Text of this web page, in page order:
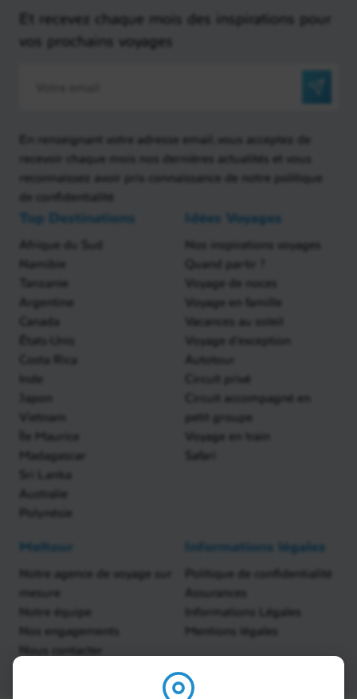
Et recevez chaque mois des inspirations pour
vos prochains voyages
En renseignant votre adresse email, vous acceptez de
recevoir chaque mois nos dernières actualités et vous
reconnaissez avoir pris connaissance de notre politique
de confidentialité
Top Destinations
Afrique du Sud
Namibie
Tanzanie
Argentine
Canada
États-Unis
Costa Rica
Inde
Japon
Vietnam
Île Maurice
Madagascar
Sri Lanka
Australie
Polynésie
Idées Voyages
Nos inspirations voyages
Quand partir ?
Voyage de noces
Voyage en famille
Vacances au soleil
Voyage d'exception
Autotour
Circuit privé
Circuit accompagné en
petit groupe
Voyage en train
Safari
Meltour
Notre agence de voyage sur
mesure
Notre équipe
Nos engagements
Nous contacter
Informations légales
Politique de confidentialité
Assurances
Informations Légales
Mentions légales